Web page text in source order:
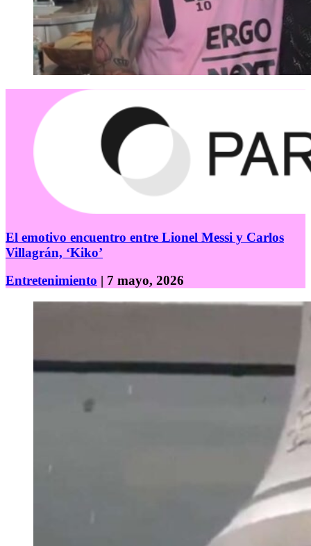
El emotivo encuentro entre Lionel Messi y Carlos
Villagrán, ‘Kiko’
Entretenimiento | 7 mayo, 2026